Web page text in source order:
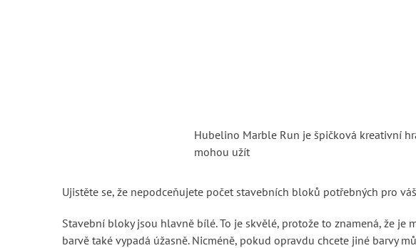
Hubelino Marble Run je špičková kreativní
mohou užít
Ujistěte se, že nepodceňujete počet stavebních bloků potřebných pro
Stavební bloky jsou hlavně bílé. To je skvělé, protože to znamená, že je
barvě také vypadá úžasně. Nicméně, pokud opravdu chcete jiné barvy